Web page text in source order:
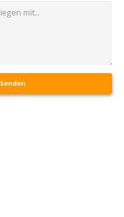
Senden